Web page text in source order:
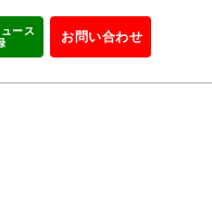
ース
お問い合わせ